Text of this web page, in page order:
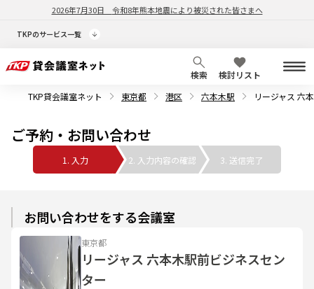
2026年7月30日 令和8年熊本地震により被災された皆さまへ
TKPのサービス一覧
検索
検討リスト
TKP貸会議室ネット
東京都 港区 六本木駅 リージャス 六
ご予約・お問い合わせ
1. 入力 2. 入力内容の確認 3. 送信完了
お問い合わせをする会議室
東京都
リージャス 六本木駅前ビジネスセン
ター